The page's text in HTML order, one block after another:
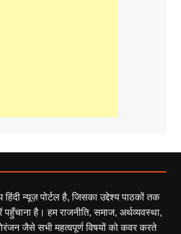
हिंदी न्यूज़ पोर्टल है, जिसका उद्देश्य पाठकों तक
है। हम राजनीति, समाज, अर्थव्यवस्था,
जैसे सभी महत्वपूर्ण विषयों को कवर करते